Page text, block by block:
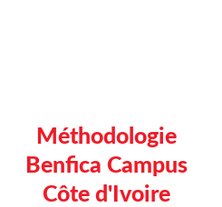
Méthodologie
Benfica Campus
Côte d'Ivoire